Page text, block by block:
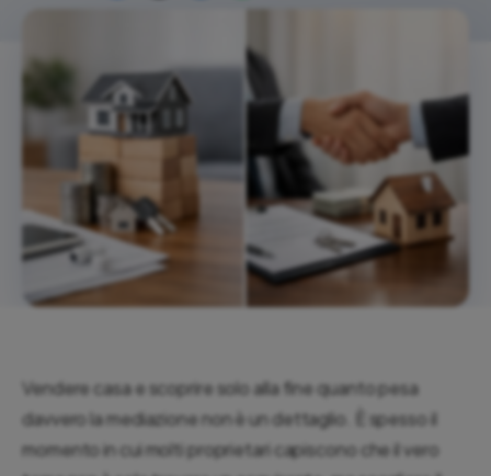
Vendere casa e scoprire solo alla fine quanto pesa
davvero la mediazione non è un dettaglio. È spesso il
momento in cui molti proprietari capiscono che il vero